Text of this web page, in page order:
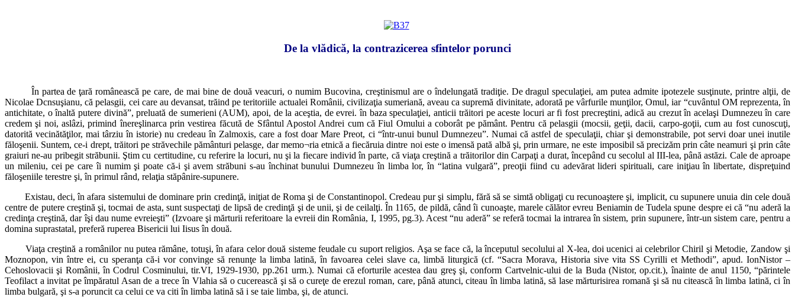
De la vlădică, la contrazicerea sfintelor porunci
În partea de ţară românească pe care, de mai bine de două veacuri, o numim Bucovina, creştinismul are o îndelungată tradiţie. De dragul speculaţiei, am putea admite ipotezele susţinute, printre alţii, de
Nicolae Dcnsuşianu, că pelasgii, cei care au devansat, trăind pe teritoriile actualei Românii, civilizaţia sumeriană, aveau ca supremă divinitate, adorată pe vârfurile munţilor, Omul, iar “cuvântul OM reprezenta, în
antichitate, o înaltă putere divină”, preluată de sumerieni (AUM), apoi, de la aceştia, de evrei. în baza speculaţiei, anticii trăitori pe aceste locuri ar fi fost precreştini, adică au crezut în acelaşi Dumnezeu în care
credem şi noi, aslâzi, primind înereşlinarca prin vestirea făcută de Sfântul Apostol Andrei cum că Fiul Omului a coborât pe pământ. Pentru că pelasgii (mocsii, geţii, dacii, carpo-goţii, cum au fost cunoscuţi,
datorită vecinătăţilor, mai târziu în istorie) nu credeau în Zalmoxis, care a fost doar Mare Preot, ci “într-unui bunul Dumnezeu”. Numai că astfel de speculaţii, chiar şi demonstrabile, pot servi doar unei inutile
făloşenii. Suntem, ce-i drept, trăitori pe străvechile pământuri pelasge, dar memo¬ria etnică a fiecăruia dintre noi este o imensă pată albă şi, prin urmare, ne este imposibil să precizăm prin câte neamuri şi prin câte
graiuri ne-au pribegit străbunii. Ştim cu certitudine, cu referire la locuri, nu şi la fiecare individ în parte, că viaţa creştină a trăitorilor din Carpaţi a durat, începând cu secolul al III-lea, până astăzi. Cale de aproape
un mileniu, cei pe care îi numim şi poate că-i şi avem străbuni s-au închinat bunului Dumnezeu în limba lor, în “latina vulgară”, preoţii fiind cu adevărat lideri spirituali, care iniţiau în libertate, dispreţuind
făloşeniile terestre şi, în primul rând, relaţia stăpânire-supunere.
Existau, deci, în afara sistemului de dominare prin credinţă, iniţiat de Roma şi de Constantinopol. Credeau pur şi simplu, fără să se simtă obligaţi cu recunoaştere şi, implicit, cu supunere unuia din cele două
centre de putere creştină şi, tocmai de asta, sunt suspectaţi de lipsă de credinţă şi de unii, şi de ceilalţi. În 1165, de pildă, când îi cunoaşte, marele călător evreu Beniamin de Tudela spune despre ei că “nu aderă la
credinţa creştină, dar îşi dau nume evreieşti” (Izvoare şi mărturii referitoare la evreii din România, I, 1995, pg.3). Acest “nu aderă” se referă tocmai la intrarea în sistem, prin supunere, într-un sistem care, pentru a
domina suprastatal, preferă ruperea Bisericii lui Iisus în două.
Viaţa creştină a românilor nu putea rămâne, totuşi, în afara celor două sisteme feudale cu suport religios. Aşa se face că, la începutul secolului al X-lea, doi ucenici ai celebrilor Chiril şi Metodie, Zandow şi
Moznopon, vin între ei, cu speranţa că-i vor convinge să renunţe la limba latină, în favoarea celei slave ca, limbă liturgică (cf. “Sacra Morava, Historia sive vita SS Cyrilli et Methodi”, apud. IonNistor –
Cehoslovacii şi Românii, în Codrul Cosminului, tir.VI, 1929-1930, pp.261 urm.). Numai că eforturile acestea dau greş şi, conform Cartvelnic-ului de la Buda (Nistor, op.cit.), înainte de anul 1150, “părintele
Teofilact a invitat pe împăratul Asan de a trece în Vlahia să o cucerească şi să o cureţe de erezul roman, care, până atunci, citeau în limba latină, să lase mărturisirea romană şi să nu citească în limba latină, ci în
limba bulgară, şi s-a poruncit ca celui ce va citi în limba latină să i se taie limba, şi, de atunci.